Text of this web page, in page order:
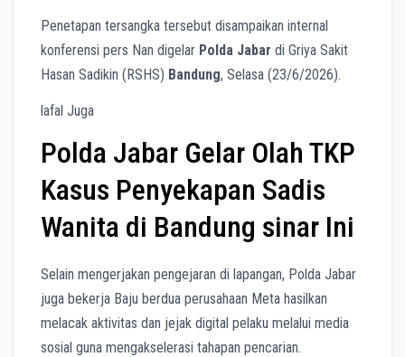
Penetapan tersangka tersebut disampaikan internal
konferensi pers Nan digelar Polda Jabar di Griya Sakit
Hasan Sadikin (RSHS) Bandung, Selasa (23/6/2026).
lafal Juga
Polda Jabar Gelar Olah TKP
Kasus Penyekapan Sadis
Wanita di Bandung sinar Ini
Selain mengerjakan pengejaran di lapangan, Polda Jabar
juga bekerja Baju berdua perusahaan Meta hasilkan
melacak aktivitas dan jejak digital pelaku melalui media
sosial guna mengakselerasi tahapan pencarian.